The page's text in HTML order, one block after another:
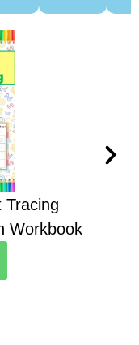
Tracing
Workbook